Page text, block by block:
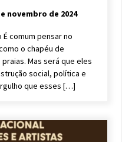
novembro de 2024
É comum pensar no
o chapéu de
Mas será que eles
social, política e
que esses […]